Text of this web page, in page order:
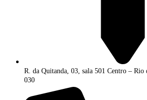
R. da Quitanda, 03, sala 501 Centro – Rio
030